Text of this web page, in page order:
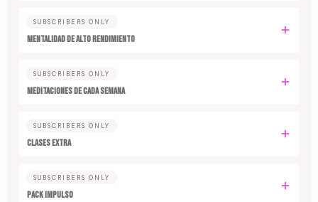
SUBSCRIBERS ONLY
MENTALIDAD DE ALTO RENDIMIENTO
SUBSCRIBERS ONLY
MEDITACIONES DE CADA SEMANA
SUBSCRIBERS ONLY
CLASES EXTRA
SUBSCRIBERS ONLY
PACK IMPULSO